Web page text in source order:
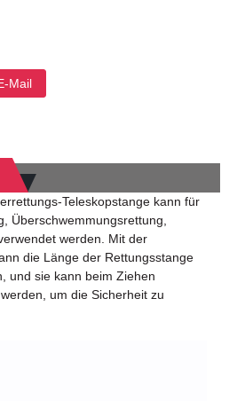
Mail
Teleskopstange kann für
Überschwemmungsrettung,
werden. Mit der
die Länge der Rettungsstange
und sie kann beim Ziehen
um die Sicherheit zu